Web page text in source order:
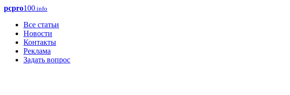
pcpro100.info
Все статьи
Новости
Контакты
Реклама
Задать вопрос